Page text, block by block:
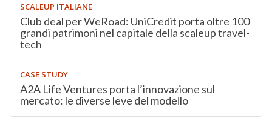
SCALEUP ITALIANE
Club deal per WeRoad: UniCredit porta oltre 100
grandi patrimoni nel capitale della scaleup travel-
tech
CASE STUDY
A2A Life Ventures porta l’innovazione sul
mercato: le diverse leve del modello